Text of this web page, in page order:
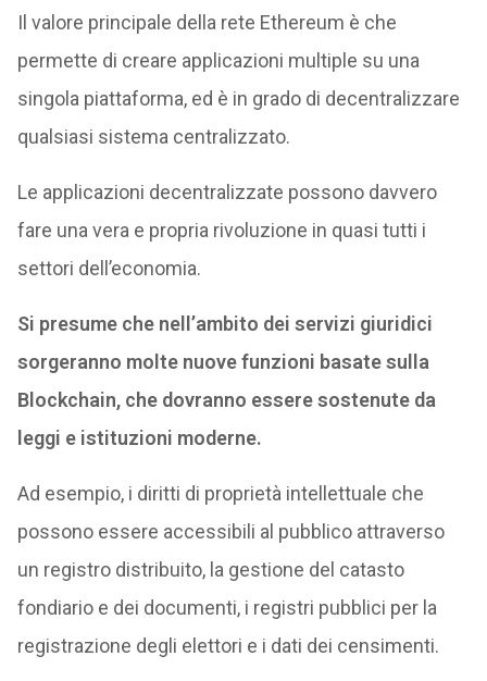
Il valore principale della rete Ethereum è che
permette di creare applicazioni multiple su una
singola piattaforma, ed è in grado di decentralizzare
qualsiasi sistema centralizzato.
Le applicazioni decentralizzate possono davvero
fare una vera e propria rivoluzione in quasi tutti i
settori dell’economia.
Si presume che nell’ambito dei servizi giuridici
sorgeranno molte nuove funzioni basate sulla
Blockchain, che dovranno essere sostenute da
leggi e istituzioni moderne.
Ad esempio, i diritti di proprietà intellettuale che
possono essere accessibili al pubblico attraverso
un registro distribuito, la gestione del catasto
fondiario e dei documenti, i registri pubblici per la
registrazione degli elettori e i dati dei censimenti.